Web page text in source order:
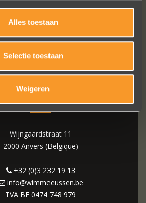
Alles toestaan
Selectie toestaan
Weigeren
WIM MEEUSSEN
Wijngaardstraat 11
2000 Anvers (Belgique)
+32 (0)3 232 19 13
info@wimmeeussen.be
TVA BE 0474 748 979